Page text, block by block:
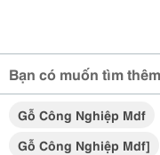
Bạn có muốn tìm thêm
Gỗ Công Nghiệp Mdf
Gỗ Công Nghiệp Mdf]